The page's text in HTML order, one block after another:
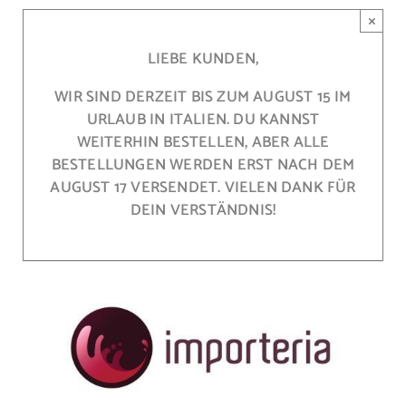
Skip
LIEBE KUNDEN,
WIR SIND DERZEIT BIS ZUM AUGUST 15 IM
URLAUB IN ITALIEN. DU KANNST
WEITERHIN BESTELLEN, ABER ALLE
BESTELLUNGEN WERDEN ERST NACH DEM
AUGUST 17 VERSENDET. VIELEN DANK FÜR
DEIN VERSTÄNDNIS!
×